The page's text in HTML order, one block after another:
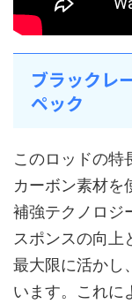
ブラックレ
ペック
このロッドの特
カーボン素材を
補強テクノロジ
スポンスの向上
最大限に活かし
います。これに